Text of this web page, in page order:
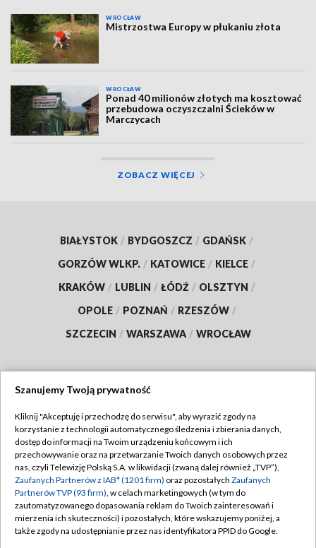
WROCŁAW
Mistrzostwa Europy w płukaniu złota
WROCŁAW
Ponad 40 milionów złotych ma kosztować
przebudowa oczyszczalni Ścieków w
Marczycach
ZOBACZ WIĘCEJ
BIAŁYSTOK / BYDGOSZCZ / GDAŃSK /
GORZÓW WLKP. / KATOWICE / KIELCE /
KRAKÓW / LUBLIN / ŁÓDŹ / OLSZTYN /
OPOLE / POZNAŃ / RZESZÓW /
SZCZECIN / WARSZAWA / WROCŁAW
TVP
Abonament TVP
Emisja w TVP
Centrum informacji TVP
Naziemna Telewizja Cyfrowa
Regulamin TVP
Polityka prywatności
Moje zgody
Pomoc
Szanujemy Twoją prywatność
Kliknij "Akceptuję i przechodzę do serwisu", aby wyrazić zgody na
korzystanie z technologii automatycznego śledzenia i zbierania danych,
dostęp do informacji na Twoim urządzeniu końcowym i ich
przechowywanie oraz na przetwarzanie Twoich danych osobowych przez
nas, czyli Telewizję Polską S.A. w likwidacji (zwaną dalej również „TVP”),
Zaufanych Partnerów z IAB* (1201 firm) oraz pozostałych Zaufanych
Partnerów TVP (93 firm), w celach marketingowych (w tym do
zautomatyzowanego dopasowania reklam do Twoich zainteresowań i
mierzenia ich skuteczności) i pozostałych, które wskazujemy poniżej, a
także zgody na udostępnianie przez nas identyfikatora PPID do Google.